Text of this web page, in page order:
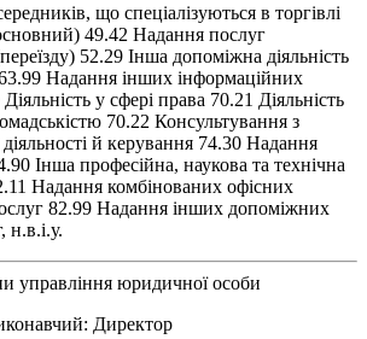
що спеціалізуються в торгівлі
49.42 Надання послуг
52.29 Інша допоміжна діяльність
Надання інших інформаційних
у сфері права 70.21 Діяльність
70.22 Консультування з
й керування 74.30 Надання
Інша професійна, наукова та технічна
Надання комбінованих офісних
82.99 Надання інших допоміжних
н.в.і.у.
управління юридичної особи
Директор